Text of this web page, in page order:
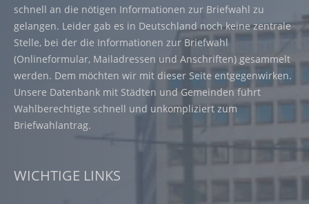
schnell an die nötigen Informationen zur Briefwahl zu
gelangen. Leider gab es in Deutschland noch keine zentrale
Stelle, bei der die Informationen zur Briefwahl
(Onlineformular, Mailadressen und Anschriften) gesammelt
werden. Dem möchten wir mit dieser Seite entgegenwirken.
Unsere Datenbank mit Städten und Gemeinden führt
Wahlberechtigte schnell und unkompliziert zum
Briefwahlantrag.
WICHTIGE LINKS